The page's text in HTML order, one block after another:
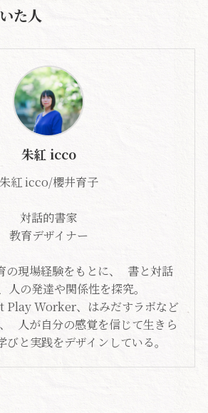
た人
朱紅 icco
朱紅 icco/櫻井育子
対話的書家
教育デザイナー
現場経験をもとに、 書と対話
人の発達や関係性を探究。
Play Worker、はみだすラボなど
人が自分の感覚を信じて生きら
と実践をデザインしている。